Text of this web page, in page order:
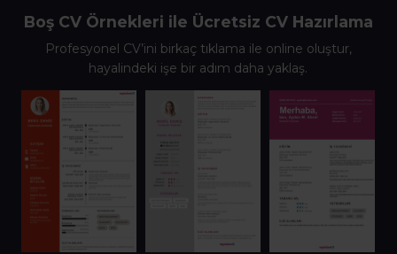
Boş CV Örnekleri ile Ücretsiz CV Hazırlama
Profesyonel CV’ini birkaç tıklama ile online oluştur,
hayalindeki işe bir adım daha yaklaş.